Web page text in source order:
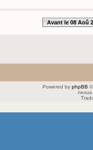
Avant le 08 Aoû
Powered by phpBB